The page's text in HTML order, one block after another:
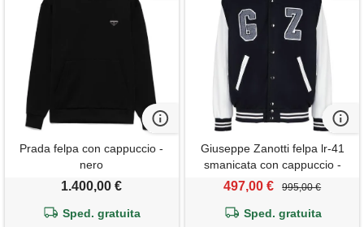
Prada felpa con cappuccio -
nero
1.400,00 €
Sped. gratuita
Giuseppe Zanotti felpa lr-41
smanicata con cappuccio -
nero
497,00 € 995,00 €
Sped. gratuita